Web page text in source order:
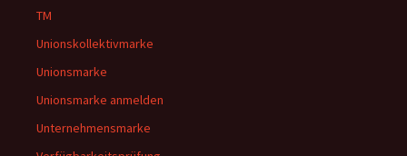
TM
Unionskollektivmarke
Unionsmarke
Unionsmarke anmelden
Unternehmensmarke